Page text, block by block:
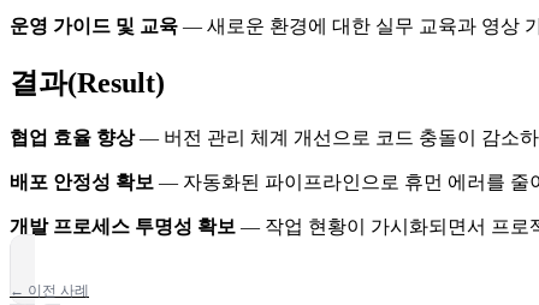
운영 가이드 및 교육 — 새로운 환경에 대한 실무 교육과 영상
결과(Result)
협업 효율 향상— 버전 관리 체계 개선으로 코드 충돌이 감소
배포 안정성 확보 — 자동화된 파이프라인으로 휴먼 에러를 줄
개발 프로세스 투명성 확보 — 작업 현황이 가시화되면서 프로
← 이전 사례